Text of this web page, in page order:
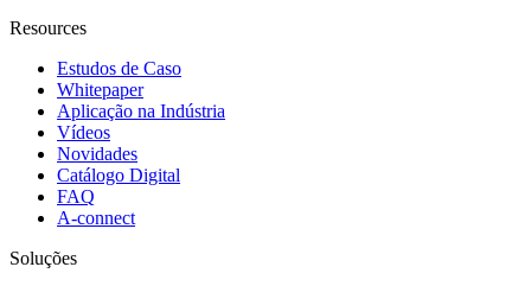
Resources
Estudos de Caso
Whitepaper
Aplicação na Indústria
Vídeos
Novidades
Catálogo Digital
FAQ
A-connect
Soluções